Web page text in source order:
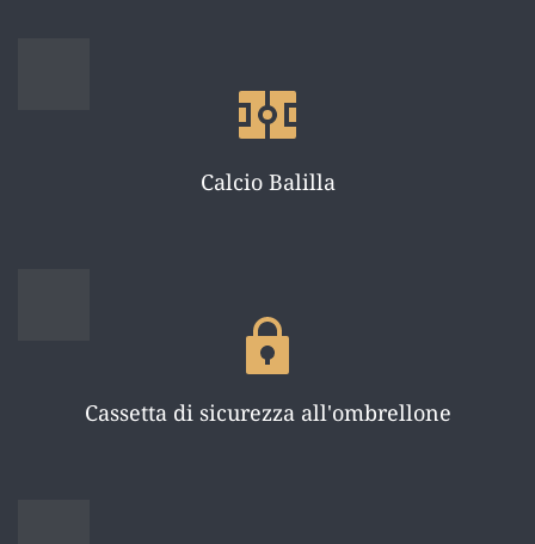
Calcio Balilla
Cassetta di sicurezza all'ombrellone